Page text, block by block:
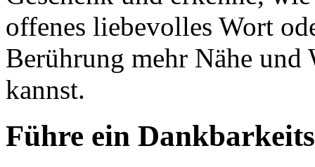
offenes liebevolles Wort
Berührung mehr Nähe
kannst.
Führe ein